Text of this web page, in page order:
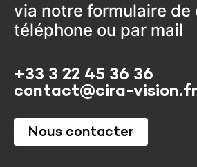
via notre formulaire
téléphone ou par mail
Nous contacter
+33 3 22 45 36 36
contact@cira-vision.fr